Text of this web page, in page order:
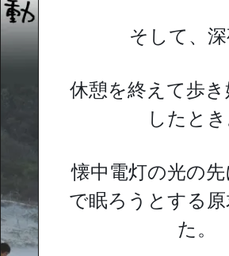
そして、深
休憩を終えて歩
したとき
懐中電灯の光の
で眠ろうとする
た。